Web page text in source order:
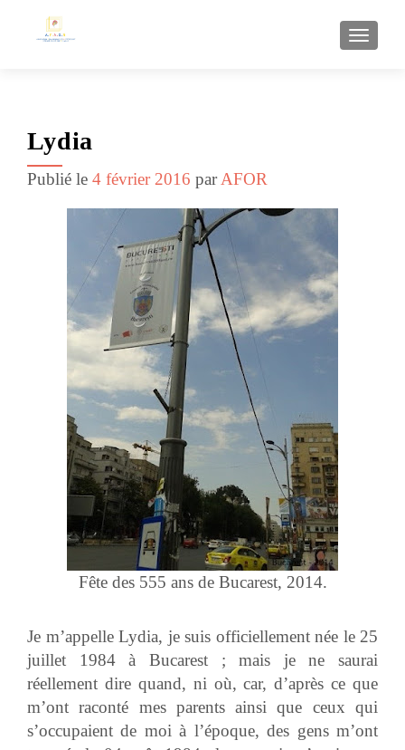
Lydia
Publié le 4 février 2016 parAFOR
Fête des 555 ans de Bucarest, 2014.
Je m’appelle Lydia, je suis officiellement née le 25
juillet 1984 à Bucarest ; mais je ne saurai
réellement dire quand, ni où, car, d’après ce que
m’ont raconté mes parents ainsi que ceux qui
s’occupaient de moi à l’époque, des gens m’ont